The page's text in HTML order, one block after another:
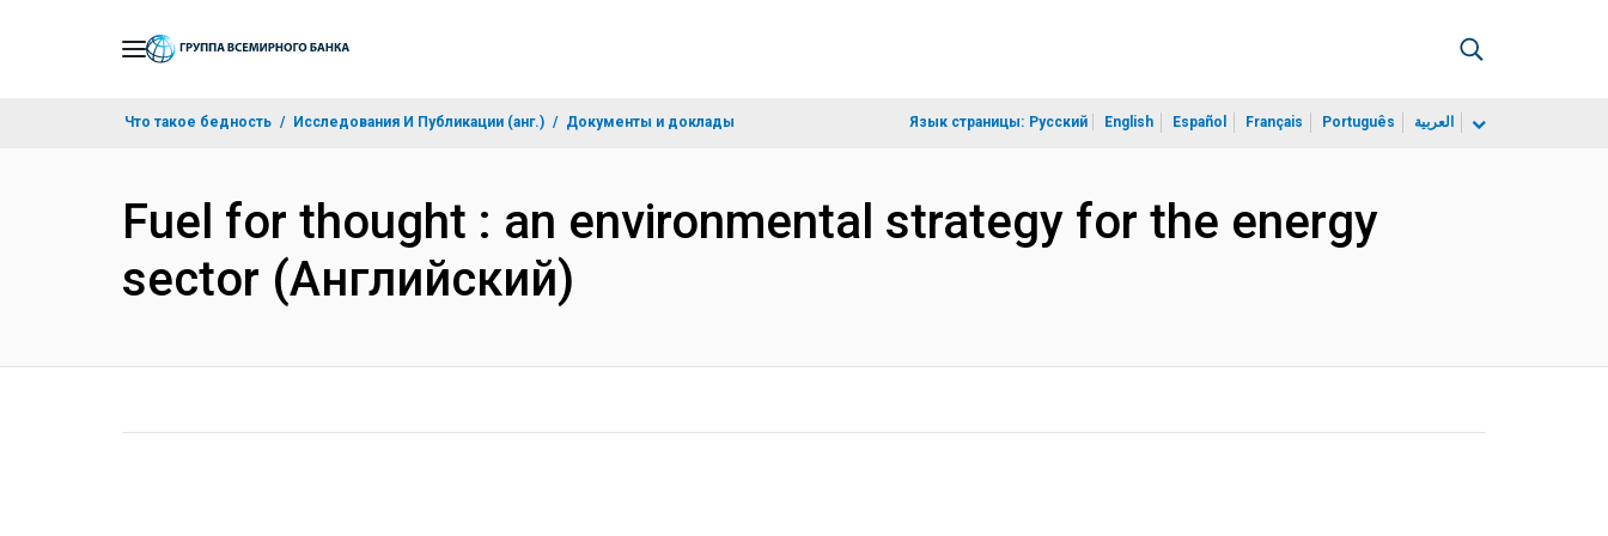
Что такое бедность Исследования И Публикации (анг.) Документы и доклады Язык страницы: Русский English Español Français Português العربية
Fuel for thought : an environmental strategy for the energy
sector (Английский)